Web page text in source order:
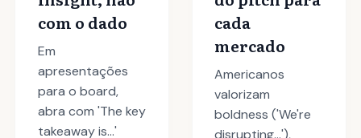
com o dado
Em
apresentações
para o board,
abra com 'The key
takeaway is...'
cada
mercado
Americanos
valorizam
boldness ('We're
disrupting...'),